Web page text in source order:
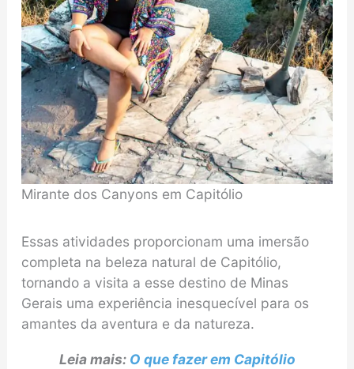
Mirante dos Canyons em Capitólio
Essas atividades proporcionam uma imersão
completa na beleza natural de Capitólio,
tornando a visita a esse destino de Minas
Gerais uma experiência inesquecível para os
amantes da aventura e da natureza.
Leia mais: O que fazer em Capitólio